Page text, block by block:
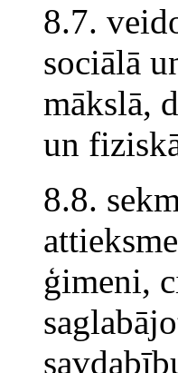
8.7.
sociālā
mākslā,
un
8.8.
ģimeni,